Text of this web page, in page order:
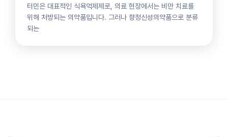
터민은 대표적인 식욕억제제로, 의료 현장에서는 비만 치료를
위해 처방되는 의약품입니다. 그러나 향정신성의약품으로 분류
되는